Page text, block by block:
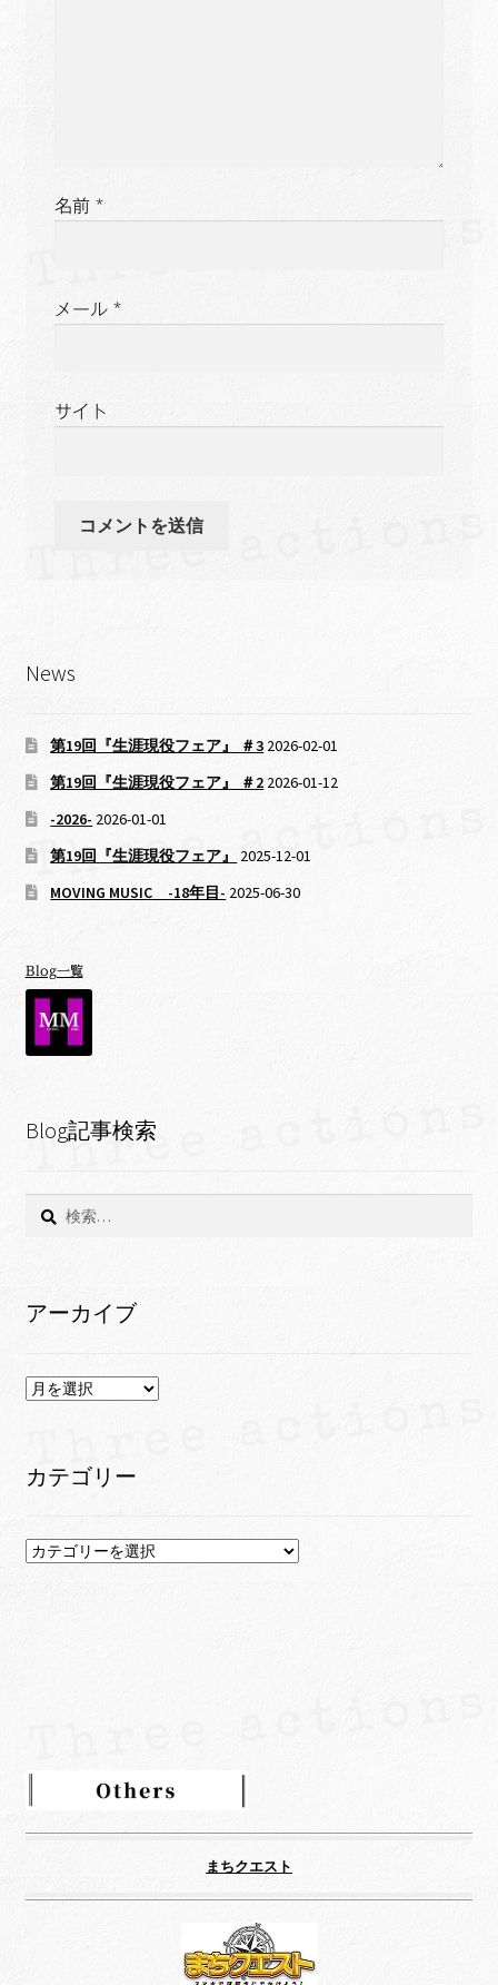
名前 *
メール *
サイト
News
第19回『生涯現役フェア』 ＃3 2026-02-01
第19回『生涯現役フェア』 ＃2 2026-01-12
-2026- 2026-01-01
第19回『生涯現役フェア』
2025-12-01
MOVING MUSIC -18年目- 2025-06-30
Blog一覧
Blog記事検索
アーカイブ
ア
ブ
カテゴリー
カ
まちクエスト